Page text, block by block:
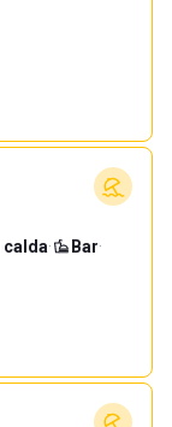
calda· Bar·